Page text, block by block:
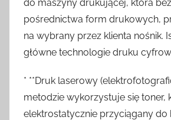
do maszyny drukującej, która
pośrednictwa form drukowych,
na wybrany przez klienta nośnik.
główne technologie druku
* **Druk laserowy
metodzie wykorzystuje się toner,
elektrostatycznie przyciągany do